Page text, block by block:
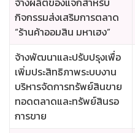
กิจกรรมส่งเสริมการตลาด
“ร้านค้าออมสิน มหาเฮง”
จ้างพัฒนาและปรับปรุงเพื่อ
เพิ่มประสิทธิภาพระบบงาน
บริหารจัดการทรัพย์สินขาย
ทอดตลาดและทรัพย์สินรอ
การขาย